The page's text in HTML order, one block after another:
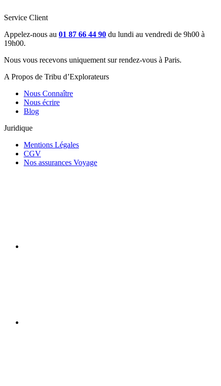
Service Client
Appelez-nous au 01 87 66 44 90 du lundi au vendredi de 9h00 à
19h00.
Nous vous recevons uniquement sur rendez-vous à Paris.
A Propos de Tribu d’Explorateurs
Nous Connaître
Nous écrire
Blog
Juridique
Mentions Légales
CGV
Nos assurances Voyage